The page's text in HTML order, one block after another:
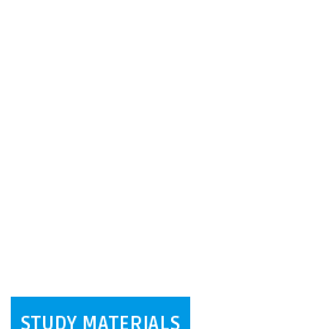
STUDY MATERIALS